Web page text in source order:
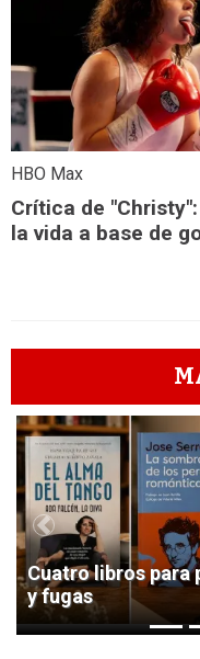
HBO Max
Crítica de
la vida a base de
Cuatro libros para
y fugas
Previous